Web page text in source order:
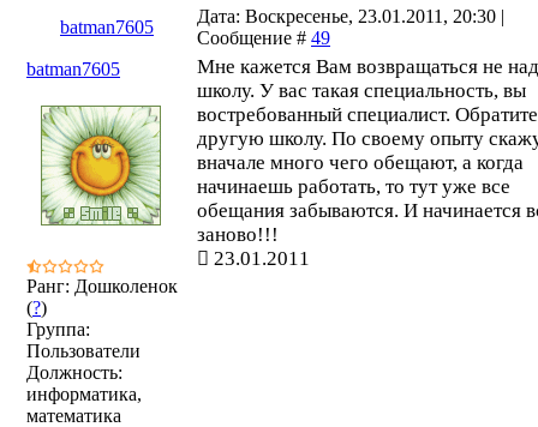
batman7605
Дата: Воскресенье, 23.01.2011, 20:30 |
Сообщение # 49
batman7605
Ранг: Дошколенок
(?)
Группа:
Пользователи
Должность:
информатика,
математика
Мне кажется Вам возвращаться не
школу. У вас такая специальность, вы
востребованный специалист.
другую школу. По своему опыту
вначале много чего обещают, а когда
начинаешь работать, то тут уже все
обещания забываются. И начинается
заново!!!
23.01.2011